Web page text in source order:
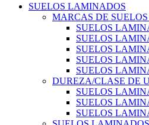
SUELOS LAMINADOS
MARCAS DE
SUELOS
SUELOS
SUELOS
SUELOS
SUELOS
DUREZA/CLASE DE
SUELOS
SUELOS
SUELOS